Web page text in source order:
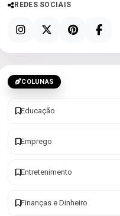
REDES SOCIAIS
COLUNAS
Educação
Emprego
Entretenimento
Finanças e Dinheiro